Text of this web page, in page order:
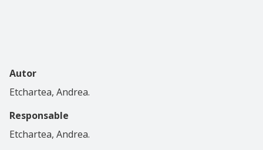
Autor
Etchartea, Andrea.
Responsable
Etchartea, Andrea.